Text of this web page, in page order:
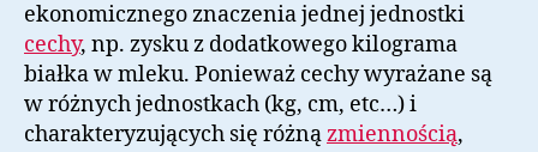
ekonomicznego znaczenia jednej jednostki
cechy, np. zysku z dodatkowego kilograma
białka w mleku. Ponieważ cechy wyrażane są
w różnych jednostkach (kg, cm, etc…) i
charakteryzujących się różnązmiennością,